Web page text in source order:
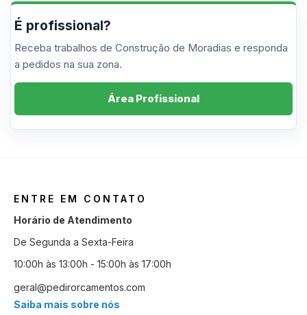
É profissional?
Receba trabalhos de Construção de Moradias e responda
a pedidos na sua zona.
Área Profissional
ENTRE EM CONTATO
Horário de Atendimento
De Segunda a Sexta-Feira
10:00h às 13:00h - 15:00h às 17:00h
geral@pedirorcamentos.com
Saiba mais sobre nós